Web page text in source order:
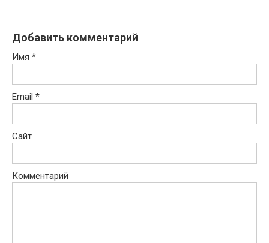
Добавить комментарий
Имя *
Email *
Сайт
Комментарий